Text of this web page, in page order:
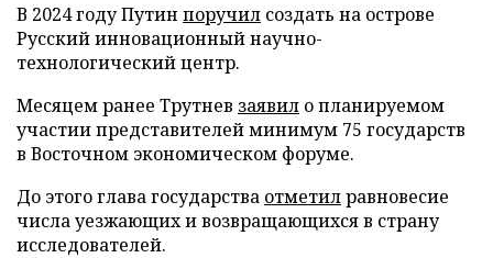
В 2024 году Путин поручил создать на острове
Русский инновационный научно-
технологический центр.
Месяцем ранее Трутнев заявил о планируемом
участии представителей минимум 75 государств
в Восточном экономическом форуме.
До этого глава государства отметилравновесие
числа уезжающих и возвращающихся в страну
исследователей.